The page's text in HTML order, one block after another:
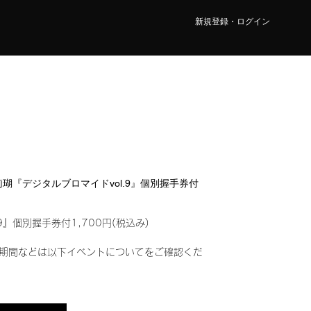
新規登録・ログイン
瑚『デジタルブロマイドvol.9』個別握手券付
』個別握手券付1,700円(税込み)
間などは以下イベントについてをご確認くだ